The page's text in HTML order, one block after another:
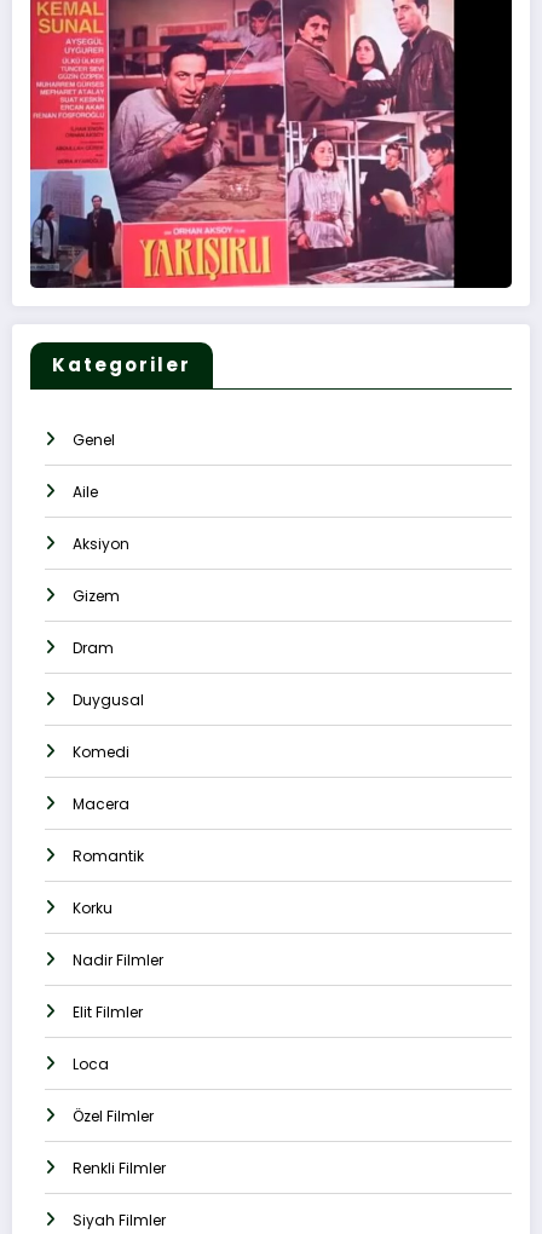
Kategoriler
Genel
Aile
Aksiyon
Gizem
Dram
Duygusal
Komedi
Macera
Romantik
Korku
Nadir Filmler
Elit Filmler
Loca
Özel Filmler
Renkli Filmler
Siyah Filmler